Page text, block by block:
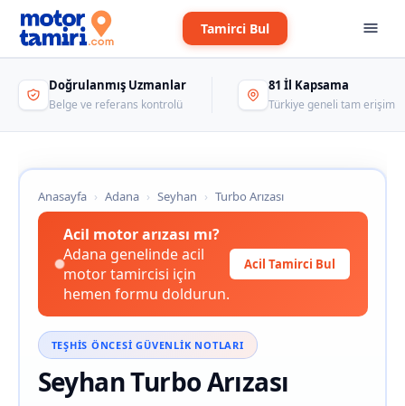
Tamirci Bul
Doğrulanmış Uzmanlar
Belge ve referans kontrolü
81 İl Kapsama
Türkiye geneli tam erişim
Anasayfa › Adana › Seyhan › Turbo Arızası
Acil motor arızası mı?
Adana genelinde acil
motor tamircisi için
hemen formu doldurun.
Acil Tamirci Bul
TEŞHIS ÖNCESI GÜVENLIK NOTLARI
Seyhan Turbo Arızası